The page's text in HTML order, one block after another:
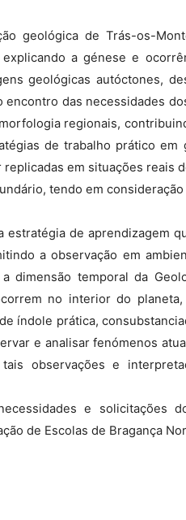
geológica de Trás-os-
a génese e
geológicas autóctones,
das necessidades
regionais,
de trabalho prático em
em situações reais
tendo em consideração
estratégia de aprendizagem
a observação em
dimensão temporal da
no interior do
índole prática,
e analisar fenómenos
observações e
e solicitações
de Escolas de Bragança